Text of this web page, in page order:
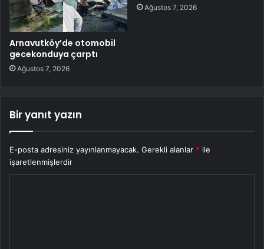
Arnavutköy’de otomobil
gecekonduya çarptı
Ağustos 7, 2026
Ağustos 7, 2026
Bir yanıt yazın
E-posta adresiniz yayınlanmayacak. Gerekli alanlar * ile
işaretlenmişlerdir